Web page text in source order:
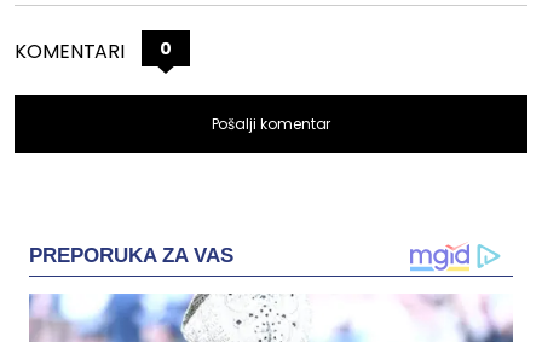
KOMENTARI 0
Pošalji komentar
PREPORUKA ZA VAS